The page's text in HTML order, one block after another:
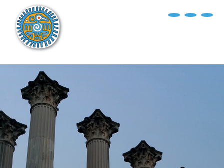
replica rolex air king watches